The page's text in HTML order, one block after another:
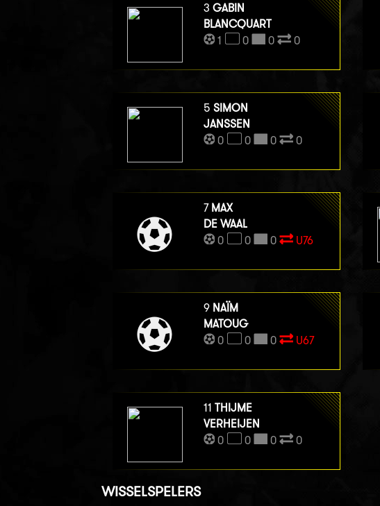
3 GABIN
BLANCQUART
1
0 0 0
5 SIMON
JANSSEN
0
0 0 0
7 MAX
DE WAAL
0
0 0 U76
9 NAÏM
MATOUG
0
0 0 U67
11 THIJME
VERHEIJEN
0
0 0 0
WISSELSPELERS